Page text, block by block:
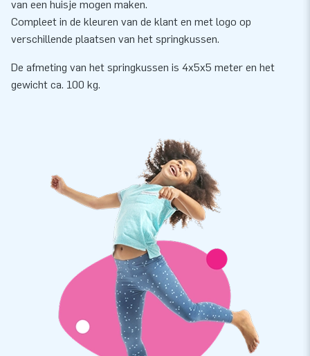
van een huisje mogen maken.
Compleet in de kleuren van de klant en met logo op
verschillende plaatsen van het springkussen.
De afmeting van het springkussen is 4x5x5 meter en het
gewicht ca. 100 kg.